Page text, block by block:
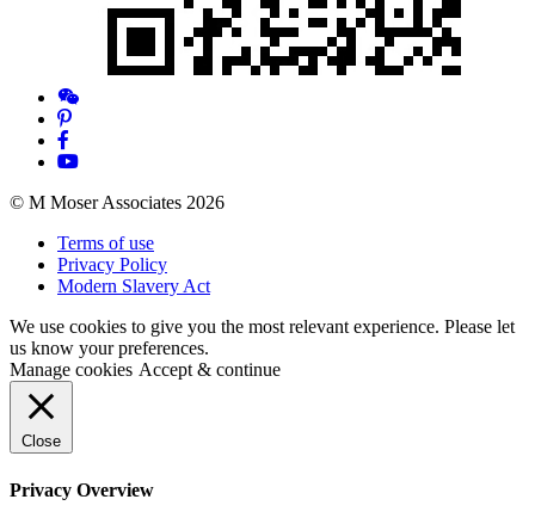
© M Moser Associates 2026
Terms of use
Privacy Policy
Modern Slavery Act
We use cookies to give you the most relevant experience. Please let
us know your preferences.
Manage cookies Accept & continue
Close
Privacy Overview